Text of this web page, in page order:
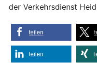
der Verkehrsdienst
teilen
teilen